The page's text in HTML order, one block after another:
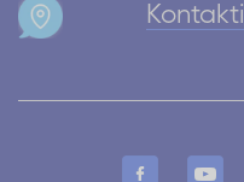
Kontakti